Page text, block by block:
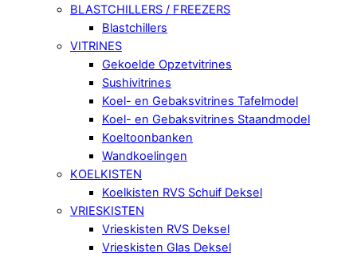
BLASTCHILLERS / FREEZERS
Blastchillers
VITRINES
Gekoelde Opzetvitrines
Sushivitrines
Koel- en Gebaksvitrines Tafelmodel
Koel- en Gebaksvitrines Staandmodel
Koeltoonbanken
Wandkoelingen
KOELKISTEN
Koelkisten RVS Schuif Deksel
VRIESKISTEN
Vrieskisten RVS Deksel
Vrieskisten Glas Deksel